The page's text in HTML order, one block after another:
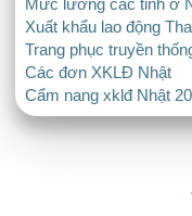
Mức lương các tỉnh ở
Xuất khẩu lao động
Trang phục truyền
Các đơn XKLĐ Nhật
Cẩm nang xklđ Nhật